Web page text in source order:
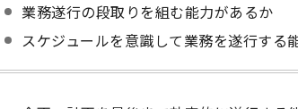
業務遂行の段取りを組む能力があるか
スケジュールを意識して業務を遂行する